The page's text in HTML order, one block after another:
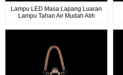
Lampu LED Masa Lapang Luaran
Lampu Tahan Air Mudah Alih